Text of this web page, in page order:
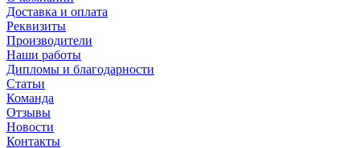
Доставка и оплата
Реквизиты
Производители
Наши работы
Дипломы и благодарности
Статьи
Команда
Отзывы
Новости
Контакты